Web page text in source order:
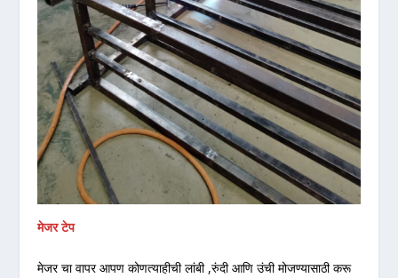
मेजर टेप
मेजर चा वापर आपण कोणत्याहीची लांबी ,रुंदी आणि उंची मोजण्यासाठी करू